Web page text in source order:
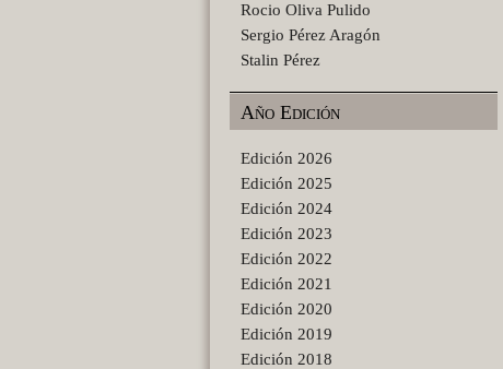
Rocio Oliva Pulido
Sergio Pérez Aragón
Stalin Pérez
Año Edición
Edición 2026
Edición 2025
Edición 2024
Edición 2023
Edición 2022
Edición 2021
Edición 2020
Edición 2019
Edición 2018